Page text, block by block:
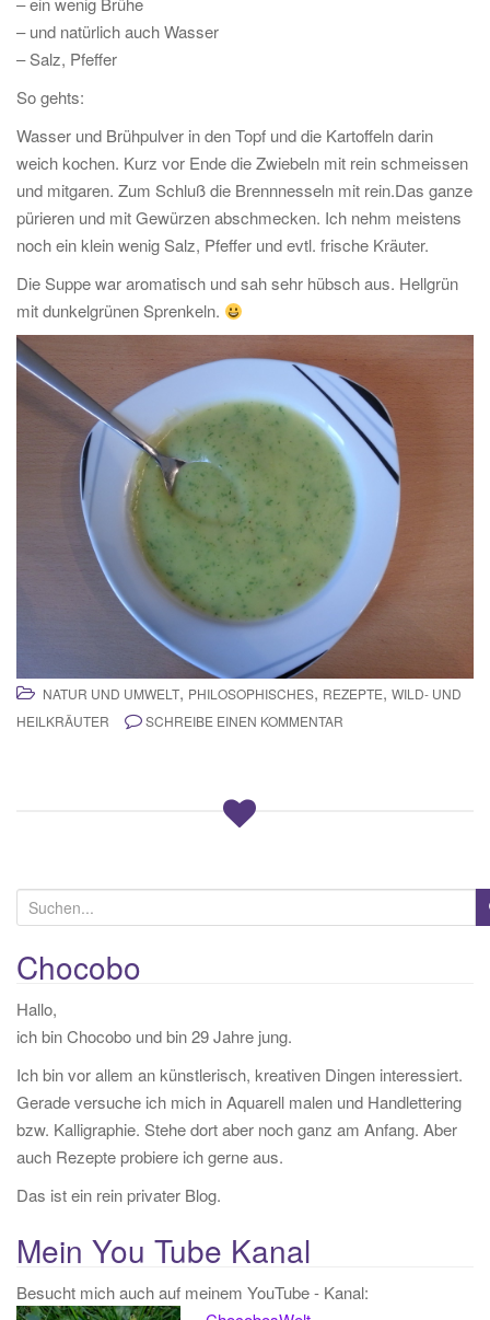
– und natürlich auch Wasser
– Salz, Pfeffer
So gehts:
Wasser und Brühpulver in den Topf und die Kartoffeln darin
weich kochen. Kurz vor Ende die Zwiebeln mit rein schmeissen
und mitgaren. Zum Schluß die Brennnesseln mit rein.Das ganze
pürieren und mit Gewürzen abschmecken. Ich nehm meistens
noch ein klein wenig Salz, Pfeffer und evtl. frische Kräuter.
Die Suppe war aromatisch und sah sehr hübsch aus. Hellgrün
mit dunkelgrünen Sprenkeln.
NATUR UND UMWELT, PHILOSOPHISCHES, REZEPTE, WILD- UND
HEILKRÄUTER
SCHREIBE EINEN KOMMENTAR
u
c
h
e
n
a
c
h
Chocobo
Hallo,
ich bin Chocobo und bin 29 Jahre jung.
Ich bin vor allem an künstlerisch, kreativen Dingen interessiert.
Gerade versuche ich mich in Aquarell malen und Handlettering
bzw. Kalligraphie. Stehe dort aber noch ganz am Anfang. Aber
auch Rezepte probiere ich gerne aus.
Das ist ein rein privater Blog.
Mein You Tube Kanal
Besucht mich auch auf meinem YouTube - Kanal: